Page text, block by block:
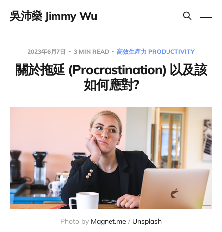
吳沛燊 Jimmy Wu
2023年6月7日 3 MIN READ 高效生產力 PRODUCTIVITY
關於拖延 (Procrastination) 以及該
如何應對?
Photo by Magnet.me / Unsplash